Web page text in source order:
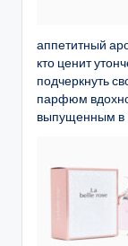
аппетитный
кто ценит
подчеркнуть
парфюм
выпущенным в